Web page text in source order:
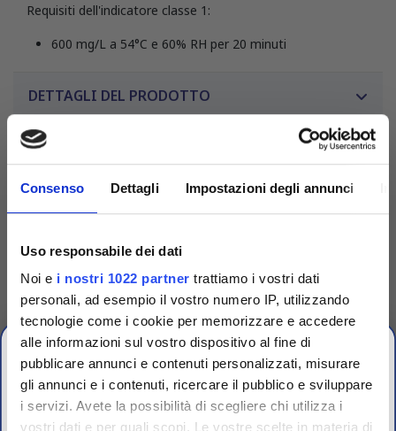
Consenso Dettagli Impostazioni degli annunci
Uso responsabile dei dati
Noi e i nostri 1022 partner trattiamo i vostri dati
personali, ad esempio il vostro numero IP, utilizzando
tecnologie come i cookie per memorizzare e accedere
alle informazioni sul vostro dispositivo al fine di
pubblicare annunci e contenuti personalizzati, misurare
gli annunci e i contenuti, ricercare il pubblico e sviluppare
i servizi. Avete la possibilità di scegliere chi utilizza i
vostri dati e per quali scopi. Le vostre scelte in materia di
Requisiti dell'indicatore classe 1:
600 mg/L a 54°C e 60% RH per 20 minuti
DETTAGLI DEL PRODOTTO
OFFERTE PROMO